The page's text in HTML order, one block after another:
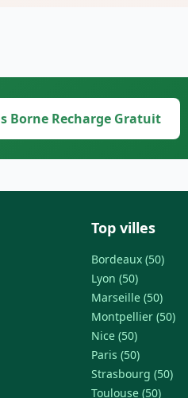
Borne Recharge Gratuit
Top villes
Bordeaux (50)
Lyon (50)
Marseille (50)
Montpellier (50)
Nice (50)
Paris (50)
Strasbourg (50)
Toulouse (50)